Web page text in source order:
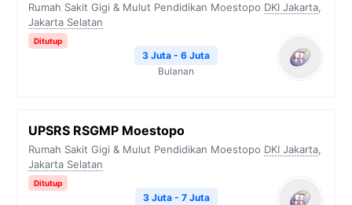
Rumah Sakit Gigi & Mulut Pendidikan Moestopo DKI Jakarta,
Jakarta Selatan
Ditutup
3 Juta - 6 Juta
Bulanan
UPSRS RSGMP Moestopo
Rumah Sakit Gigi & Mulut Pendidikan Moestopo DKI Jakarta,
Jakarta Selatan
Ditutup
3 Juta - 7 Juta